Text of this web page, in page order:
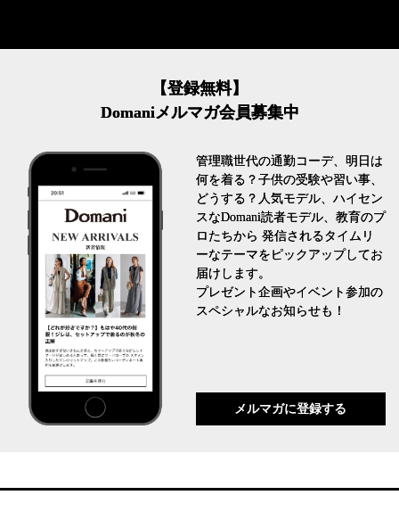
【登録無料】
Domaniメルマガ会員募集中
管理職世代の通勤コーデ、明日は
何を着る？子供の受験や習い事、
どうする？人気モデル、ハイセン
スなDomani読者モデル、教育のプ
ロたちから 発信されるタイムリ
ーなテーマをピックアップしてお
届けします。
プレゼント企画やイベント参加の
スペシャルなお知らせも！
メルマガに登録する